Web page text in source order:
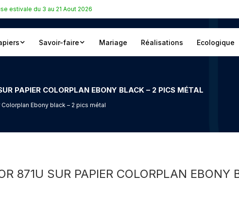
estivale du 3 au 21 Aout 2026
Savoir-faire Mariage Réalisations Ecologique
PAPIER COLORPLAN EBONY BLACK – 2 PICS MÉTAL
Ebony black – 2 pics métal
871U SUR PAPIER COLORPLAN EBONY